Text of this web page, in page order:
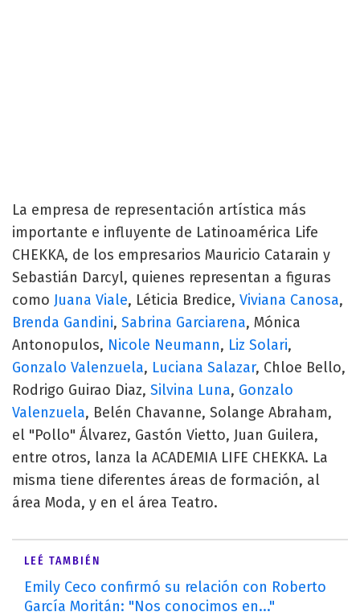
La empresa de representación artística más
importante e influyente de Latinoamérica Life
CHEKKA, de los empresarios Mauricio Catarain y
Sebastián Darcyl, quienes representan a figuras
como Juana Viale, Léticia Bredice, Viviana Canosa,
Brenda Gandini, Sabrina Garciarena, Mónica
Antonopulos, Nicole Neumann, Liz Solari,
Gonzalo Valenzuela, Luciana Salazar, Chloe Bello,
Rodrigo Guirao Diaz, Silvina Luna, Gonzalo
Valenzuela, Belén Chavanne, Solange Abraham,
el "Pollo" Álvarez, Gastón Vietto, Juan Guilera,
entre otros, lanza la ACADEMIA LIFE CHEKKA. La
misma tiene diferentes áreas de formación, al
área Moda, y en el área Teatro.
LEÉ TAMBIÉN
Emily Ceco confirmó su relación con Roberto
García Moritán: "Nos conocimos en..."